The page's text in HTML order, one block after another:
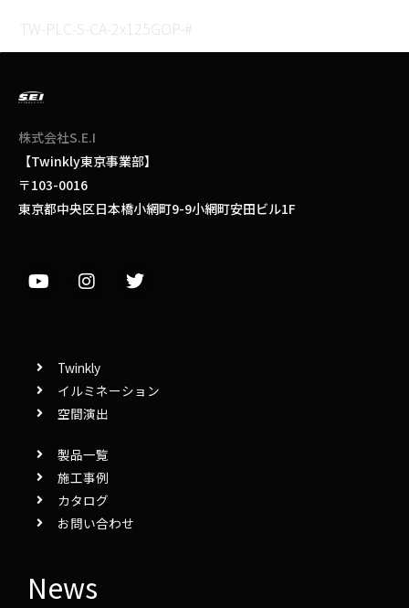
TW-PLC-S-CA-2x125GOP-#
株式会社S.E.I
【Twinkly東京事業部】
〒103-0016
東京都中央区日本橋小網町9-9小網町安田ビル1F
Twinkly
イルミネーション
空間演出
製品一覧
施工事例
カタログ
お問い合わせ
News